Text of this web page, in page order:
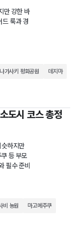
만 강한 바
드 룩과 경
나가사키 평화공원 데지마
도시 코스 총정
하지만
등 부모
필수 준비
비 농원 마고메주쿠